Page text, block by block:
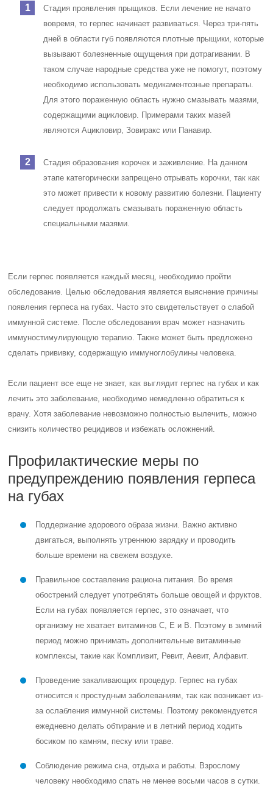
Стадия проявления прыщиков. Если лечение не начато
вовремя, то герпес начинает развиваться. Через три-пять
дней в области губ появляются плотные прыщики, которые
вызывают болезненные ощущения при дотрагивании. В
таком случае народные средства уже не помогут, поэтому
необходимо использовать медикаментозные препараты.
Для этого пораженную область нужно смазывать мазями,
содержащими ацикловир. Примерами таких мазей
являются Ацикловир, Зовиракс или Панавир.
Стадия образования корочек и заживление. На данном
этапе категорически запрещено отрывать корочки, так как
это может привести к новому развитию болезни. Пациенту
следует продолжать смазывать пораженную область
специальными мазями.
Если герпес появляется каждый месяц, необходимо пройти
обследование. Целью обследования является выяснение причины
появления герпеса на губах. Часто это свидетельствует о слабой
иммунной системе. После обследования врач может назначить
иммуностимулирующую терапию. Также может быть предложено
сделать прививку, содержащую иммуноглобулины человека.
Если пациент все еще не знает, как выглядит герпес на губах и как
лечить это заболевание, необходимо немедленно обратиться к
врачу. Хотя заболевание невозможно полностью вылечить, можно
снизить количество рецидивов и избежать осложнений.
Профилактические меры по
предупреждению появления герпеса
на губах
Поддержание здорового образа жизни. Важно активно
двигаться, выполнять утреннюю зарядку и проводить
больше времени на свежем воздухе.
Правильное составление рациона питания. Во время
обострений следует употреблять больше овощей и фруктов.
Если на губах появляется герпес, это означает, что
организму не хватает витаминов С, Е и В. Поэтому в зимний
период можно принимать дополнительные витаминные
комплексы, такие как Компливит, Ревит, Аевит, Алфавит.
Проведение закаливающих процедур. Герпес на губах
относится к простудным заболеваниям, так как возникает из-
за ослабления иммунной системы. Поэтому рекомендуется
ежедневно делать обтирание и в летний период ходить
босиком по камням, песку или траве.
Соблюдение режима сна, отдыха и работы. Взрослому
человеку необходимо спать не менее восьми часов в сутки.